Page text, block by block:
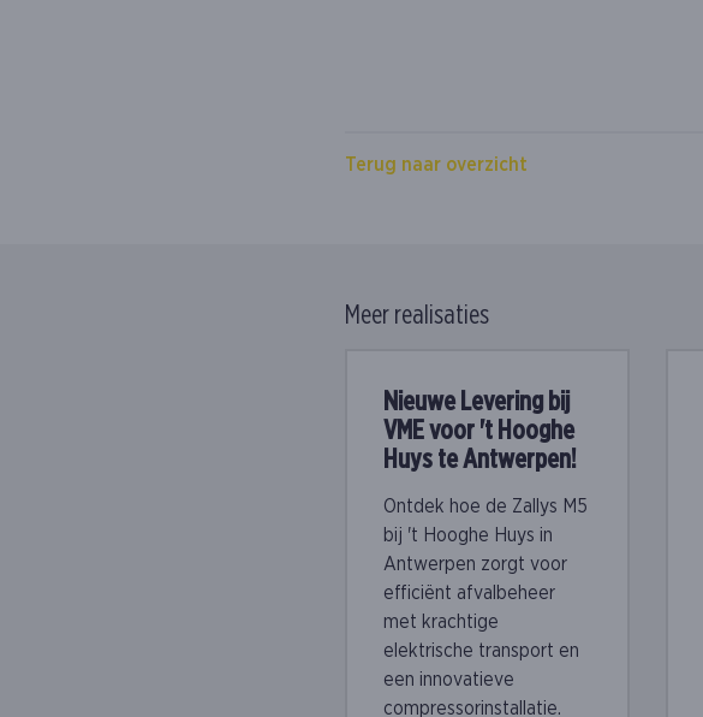
Terug naar overzicht
Meer realisaties
Nieuwe Levering bij
VME voor 't Hooghe
Huys te Antwerpen!
Ontdek hoe de Zallys M5
bij 't Hooghe Huys in
Antwerpen zorgt voor
efficiënt afvalbeheer
met krachtige
elektrische transport en
een innovatieve
compressorinstallatie.